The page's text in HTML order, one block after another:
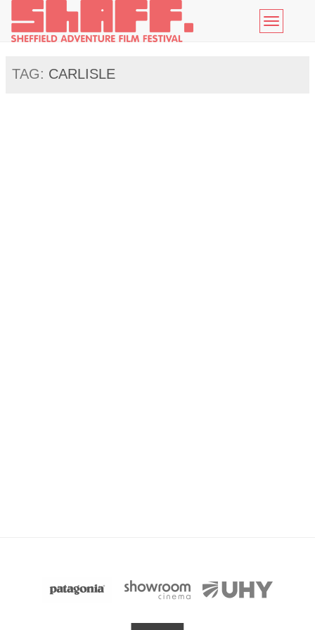
Toggle
TAG: CARLISLE